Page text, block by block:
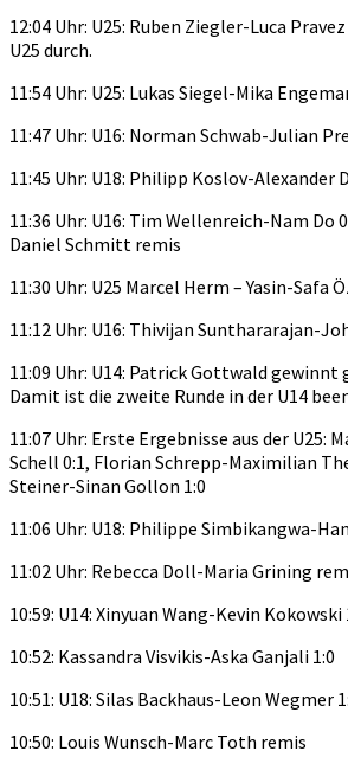
12:04 Uhr: U25: Ruben Ziegler-Luca
U25 durch.
11:54 Uhr: U25: Lukas Siegel-Mika
11:47 Uhr: U16: Norman Schwab-Julian
11:45 Uhr: U18: Philipp Koslov-Alexander
11:36 Uhr: U16: Tim Wellenreich-Nam Do
Daniel Schmitt remis
11:30 Uhr: U25 Marcel Herm – Yasin-Safa
11:12 Uhr: U16: Thivijan Sunthararajan-
11:09 Uhr: U14: Patrick Gottwald gewinnt
Damit ist die zweite Runde in der U14
11:07 Uhr: Erste Ergebnisse aus der U25:
Schell 0:1, Florian Schrepp-Maximilian
Steiner-Sinan Gollon 1:0
11:06 Uhr: U18: Philippe Simbikangwa-
11:02 Uhr: Rebecca Doll-Maria Grining
10:59: U14: Xinyuan Wang-Kevin Kokowski
10:52: Kassandra Visvikis-Aska Ganjali 1:0
10:51: U18: Silas Backhaus-Leon Wegmer
10:50: Louis Wunsch-Marc Toth remis